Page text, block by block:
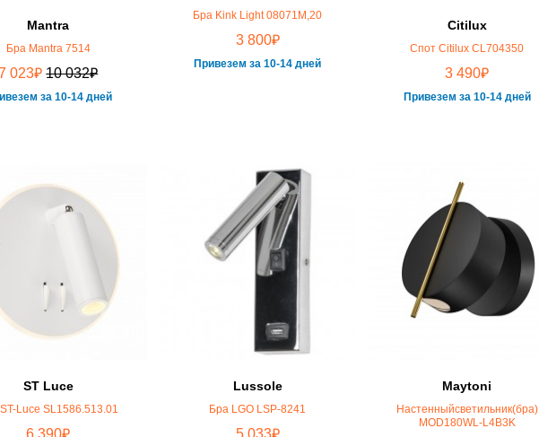
Mantra
Бра Mantra 7514
023₽ 10 032₽
за 10-14 дней
Бра Kink Light 08071M,20
3 800₽
Привезем за 10-14 дней
Citilux
Спот Citilux CL704350
3 490₽
Привезем за 10-14 дней
ST Luce
Luce SL1586.513.01
6 390
Lussole
Бра LGO LSP-8241
5 033
Maytoni
Настенныйсветильник(бра)
MOD180WL-L4B3K